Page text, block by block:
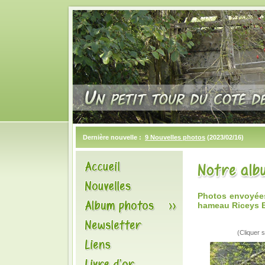
Dernière nouvelle : 9 Nouvelles photos (2023/02/16)
Photos
hameau Riceys
(Cliquer